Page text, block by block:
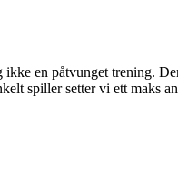
en påtvunget trening.
spiller setter vi ett maks